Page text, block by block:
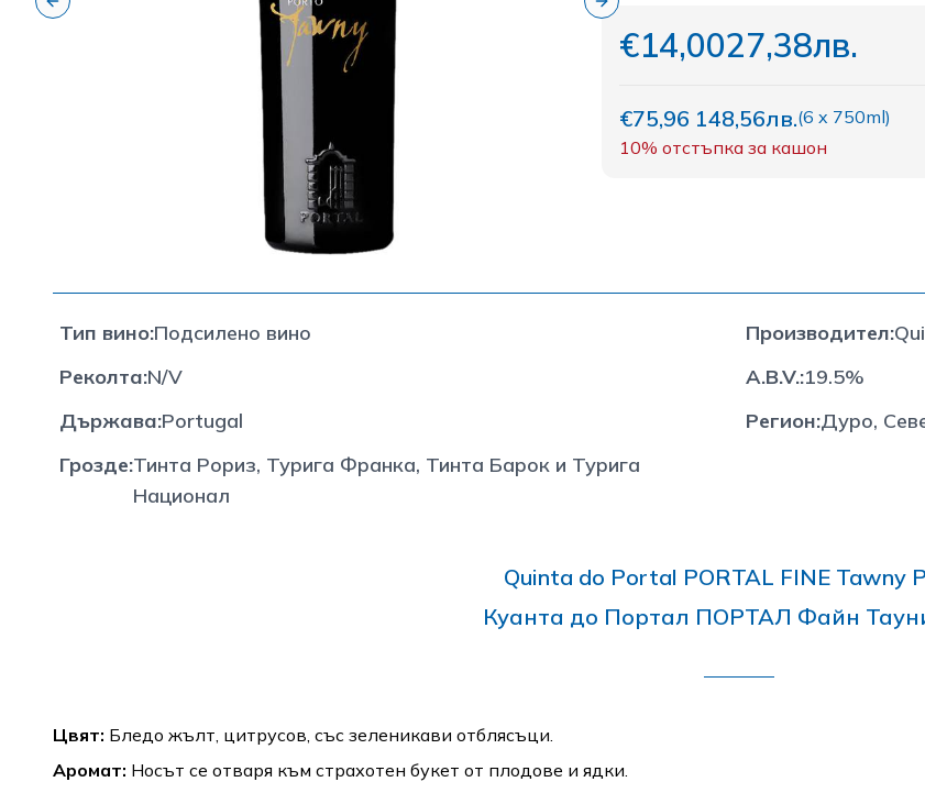
Previous slide Next slide
€14,0027,38лв.
€75,96 148,56лв.(6 x 750ml)
10% отстъпка за кашон
Тип вино:Подсилено вино Производител:
Реколта:N/V A.B.V.:19.5%
Държава:Portugal Регион:Дуро,
Грозде:Тинта Рориз, Турига Франка, Тинта Барок и Турига
Национал
Quinta do Portal PORTAL FINE Tawny
Куанта до Портал ПОРТАЛ Файн
Цвят: Бледо жълт, цитрусов, със зеленикави отблясъци.
Аромат: Носът се отваря към страхотен букет от плодове и ядки.